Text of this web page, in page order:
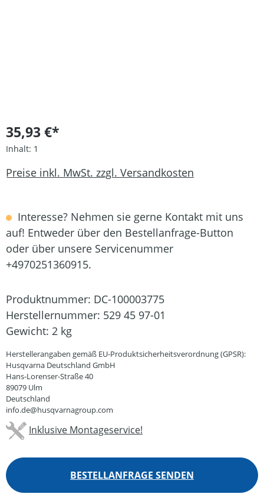
35,93 €*
Inhalt: 1
Preise inkl. MwSt. zzgl. Versandkosten
Interesse? Nehmen sie gerne Kontakt mit uns
auf! Entweder über den Bestellanfrage-Button
oder über unsere Servicenummer
+4970251360915.
Produktnummer: DC-100003775
Herstellernummer: 529 45 97-01
Gewicht: 2 kg
Herstellerangaben gemäß EU-Produktsicherheitsverordnung (GPSR):
Husqvarna Deutschland GmbH
Hans-Lorenser-Straße 40
89079 Ulm
Deutschland
info.de@husqvarnagroup.com
Inklusive Montageservice!
BESTELLANFRAGE SENDEN